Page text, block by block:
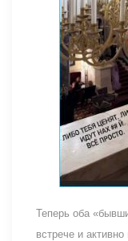
Теперь оба
встрече и